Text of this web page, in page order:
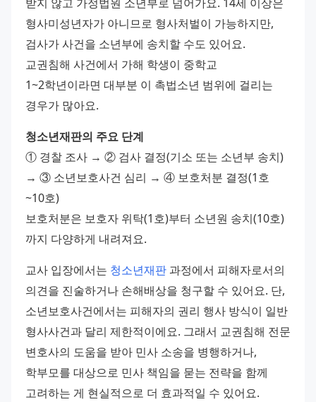
형사미성년자가 아니므로 형사처벌이 가능하지만,
검사가 사건을 소년부에 송치할 수도 있어요.
교권침해 사건에서 가해 학생이 중학교
1~2학년이라면 대부분 이 촉법소년 범위에 걸리는
경우가 많아요.
청소년재판의 주요 단계
① 경찰 조사 → ② 검사 결정(기소 또는 소년부 송치)
→ ③ 소년보호사건 심리 → ④ 보호처분 결정(1호
~10호)
보호처분은 보호자 위탁(1호)부터 소년원 송치(10호)
까지 다양하게 내려져요.
교사 입장에서는 청소년재판 과정에서 피해자로서의
의견을 진술하거나 손해배상을 청구할 수 있어요. 단,
소년보호사건에서는 피해자의 권리 행사 방식이 일반
형사사건과 달리 제한적이에요. 그래서 교권침해 전문
변호사의 도움을 받아 민사 소송을 병행하거나,
학부모를 대상으로 민사 책임을 묻는 전략을 함께
고려하는 게 현실적으로 더 효과적일 수 있어요.